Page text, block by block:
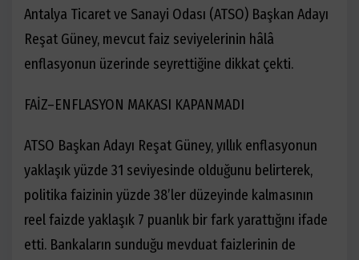
Antalya Ticaret ve Sanayi Odası (ATSO) Başkan Adayı
Reşat Güney, mevcut faiz seviyelerinin hâlâ
enflasyonun üzerinde seyrettiğine dikkat çekti.
FAİZ–ENFLASYON MAKASI KAPANMADI
ATSO Başkan Adayı Reşat Güney, yıllık enflasyonun
yaklaşık yüzde 31 seviyesinde olduğunu belirterek,
politika faizinin yüzde 38’ler düzeyinde kalmasının
reel faizde yaklaşık 7 puanlık bir fark yarattığını ifade
etti. Bankaların sunduğu mevduat faizlerinin de